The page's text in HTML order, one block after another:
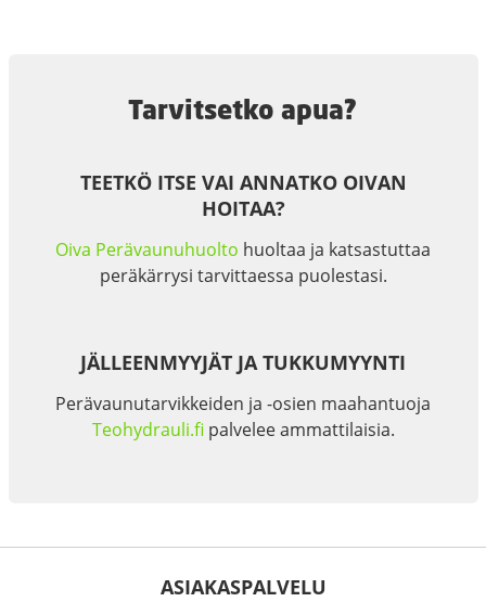
Tarvitsetko apua?
TEETKÖ ITSE VAI ANNATKO OIVAN
HOITAA?
Oiva Perävaunuhuolto huoltaa ja katsastuttaa
peräkärrysi tarvittaessa puolestasi.
JÄLLEENMYYJÄT JA TUKKUMYYNTI
Perävaunutarvikkeiden ja -osien maahantuoja
Teohydrauli.fi palvelee ammattilaisia.
ASIAKASPALVELU